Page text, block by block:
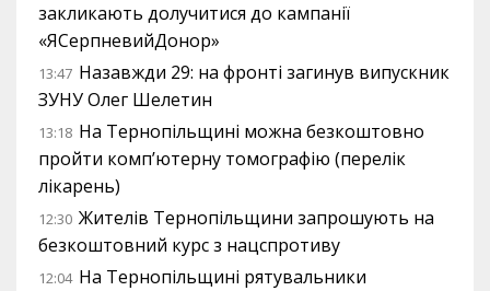
закликають долучитися до кампанії
«ЯСерпневийДонор»
13:47 Назавжди 29: на фронті загинув випускник
ЗУНУ Олег Шелетин
13:18 На Тернопільщині можна безкоштовно
пройти комп’ютерну томографію (перелік
лікарень)
12:30 Жителів Тернопільщини запрошують на
безкоштовний курс з нацспротиву
12:04 На Тернопільщині рятувальники